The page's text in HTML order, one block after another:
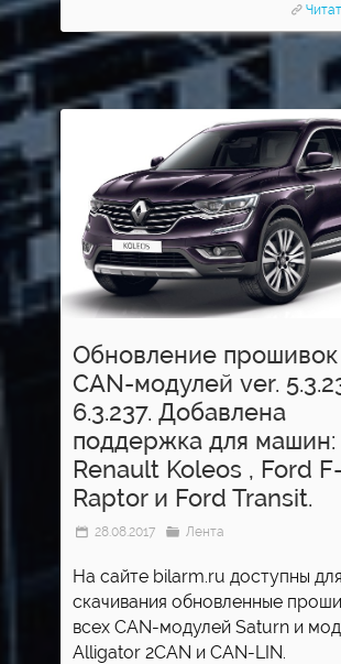
Обновление прошивок
CAN-модулей ver.
6.3.237. Добавлена
поддержка для машин:
Renault Koleos , Ford
Raptor и Ford Transit.
28.08.2017 Лента
На сайте bilarm.ru доступны для
скачивания обновленные
всех CAN-модулей Saturn и
Alligator 2CAN и CAN-LIN.